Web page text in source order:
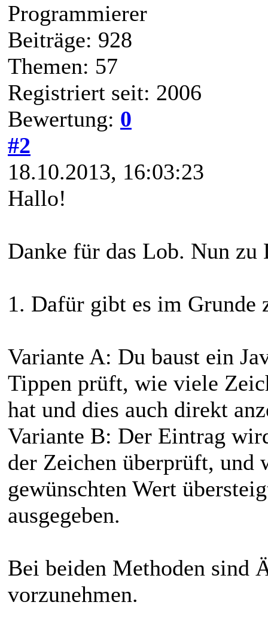
Programmierer
Beiträge: 928
Themen: 57
Registriert seit: 2006
Bewertung: 0
#2
18.10.2013, 16:03:23
Hallo!
Danke für das Lob. Nun zu
1. Dafür gibt es im
Variante A: Du baust ein
Tippen prüft, wie viele
hat und dies auch direkt
Variante B: Der Eintrag
der Zeichen überprüft, und
gewünschten Wert
ausgegeben.
Bei beiden Methoden sind
vorzunehmen.